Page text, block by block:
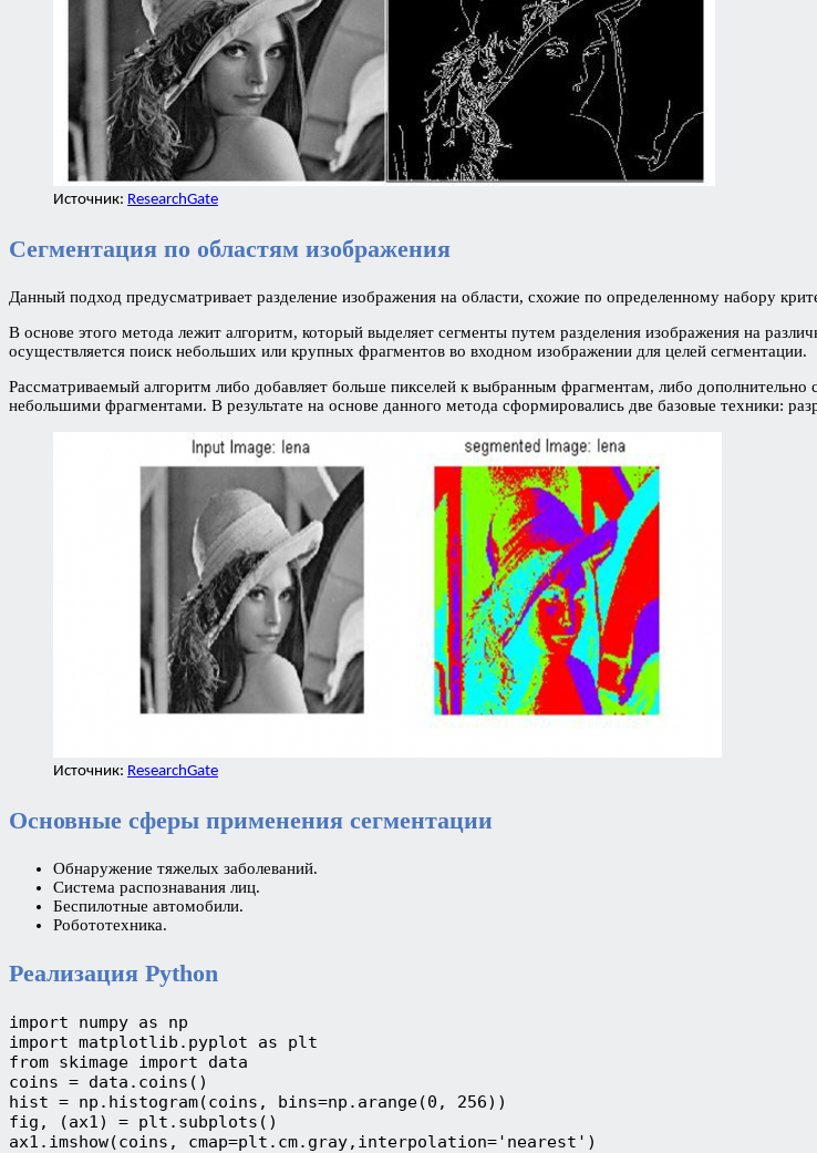
Источник: ResearchGate
Сегментация по областям изображения
Данный подход предусматривает разделение изображения на области, схожие по определенному набору
В основе этого метода лежит алгоритм, который выделяет сегменты путем разделения изображения на
осуществляется поиск небольших или крупных фрагментов во входном изображении для целей сегментации.
Рассматриваемый алгоритм либо добавляет больше пикселей к выбранным фрагментам, либо
небольшими фрагментами. В результате на основе данного метода сформировались две базовые техники:
Источник: ResearchGate
Основные сферы применения сегментации
Обнаружение тяжелых заболеваний.
Система распознавания лиц.
Беспилотные автомобили.
Робототехника.
Реализация Python
import numpy as np
import matplotlib.pyplot as plt
from skimage import data
coins = data.coins()
hist = np.histogram(coins, bins=np.arange(0, 256))
fig, (ax1) = plt.subplots()
ax1.imshow(coins, cmap=plt.cm.gray,interpolation='nearest')